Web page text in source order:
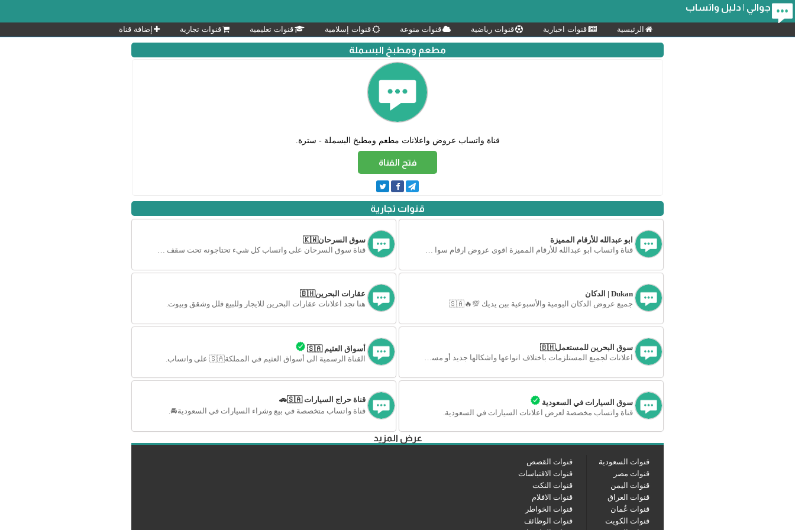
جوالي | دليل واتساب
الرئيسية قنوات اخبارية قنوات رياضية قنوات منوعة قنوات إسلامية قنوات تعليمية قنوات تجارية إضافة قناة
مطعم ومطبخ البسملة
قناة واتساب عروض واعلانات مطعم ومطبخ البسملة - سترة.
فتح القناة
قنوات تجارية
ابو عبدالله للأرقام المميزة
قناة واتساب ابو عبدالله للأرقام المميزة اقوى عروض ارقام سوا 🇸🇦
سوق السرحان🇰🇼
قناة سوق السرحان على واتساب كل شيء تحتاجونه تحت سقف واحد.
Dukan | الدكان
جميع عروض الدكان اليومية والأسبوعية بين يديك 💯🔥🇸🇦
عقارات البحرين🇧🇭
هنا تجد اعلانات عقارات البحرين للايجار وللبيع فلل وشقق وبيوت.
سوق البحرين للمستعمل🇧🇭
اعلانات لجميع المستلزمات باختلاف انواعها واشكالها جديد أو مستخدم.
أسواق العثيم 🇸🇦
القناة الرسمية الى أسواق العثيم في المملكة🇸🇦 على واتساب.
سوق السيارات في السعودية
قناة واتساب مخصصة لعرض اعلانات السيارات في السعودية.
قناة حراج السيارات 🇸🇦🚗
قناة واتساب متخصصة في بيع وشراء السيارات في السعودية🚘.
عرض المزيد
قنوات السعودية
قنوات مصر
قنوات اليمن
قنوات العراق
قنوات عُمان
قنوات الكويت
قنوات القصص
قنوات الاقتباسات
قنوات النكت
قنوات الافلام
قنوات الخواطر
قنوات الوظائف